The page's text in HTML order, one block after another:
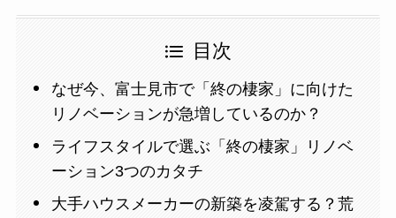
目次
なぜ今、富士見市で「終の棲家」に向けた
リノベーションが急増しているのか？
ライフスタイルで選ぶ「終の棲家」リノベ
ーション3つのカタチ
大手ハウスメーカーの新築を凌駕する？荒